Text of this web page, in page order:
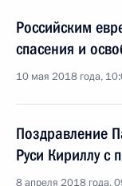
Российским
спасения и
10 мая 2018 года,
Поздравление
Руси Кириллу с
8 апреля 2018 года,